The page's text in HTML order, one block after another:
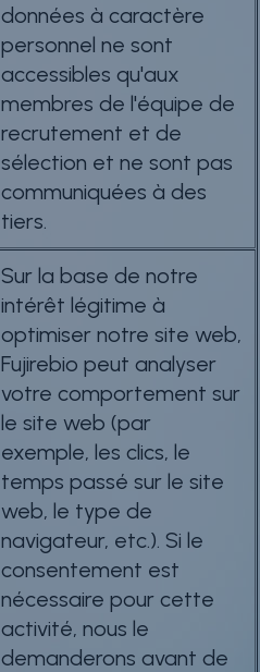
données à caractère
personnel ne sont
accessibles qu'aux
membres de l'équipe de
recrutement et de
sélection et ne sont pas
communiquées à des
tiers.
Sur la base de notre
intérêt légitime à
optimiser notre site web,
Fujirebio peut analyser
votre comportement sur
le site web (par
exemple, les clics, le
temps passé sur le site
web, le type de
navigateur, etc.). Si le
consentement est
nécessaire pour cette
activité, nous le
demanderons avant de